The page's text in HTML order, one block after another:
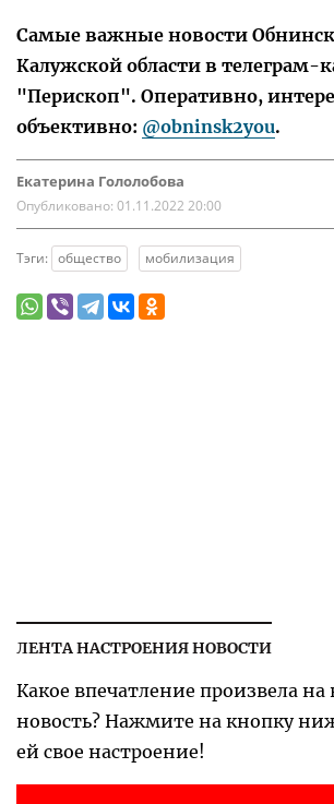
Самые важные новости
Калужской области в телеграм-
"Перископ". Оперативно,
объективно: @obninsk2you.
Екатерина Гололобова
Опубликовано: 01.11.2022 20:00
Тэги: общество мобилизация
ЛЕНТА НАСТРОЕНИЯ НОВОСТИ
Какое впечатление произвела на
новость? Нажмите на кнопку
ей свое настроение!